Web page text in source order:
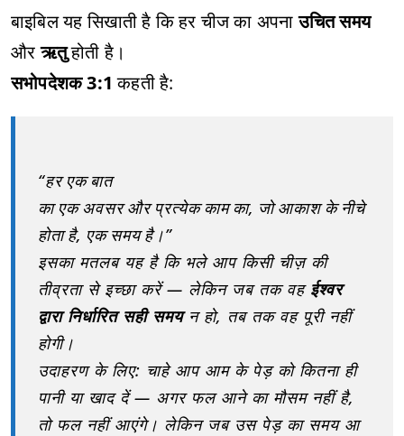
बाइबिल यह सिखाती है कि हर चीज का अपनाउचित समय
औरऋतुहोती है।
सभोपदेशक 3:1 कहती है:
“हर एक बात
का एक अवसर और प्रत्येक काम का, जो आकाश के नीचे
होता है, एक समय है।”
इसका मतलब यह है कि भले आप किसी चीज़ की
तीव्रता से इच्छा करें — लेकिन जब तक वह ईश्वर
द्वारा निर्धारित सही समयन हो, तब तक वह पूरी नहीं
होगी।
उदाहरण के लिए: चाहे आप आम के पेड़ को कितना ही
पानी या खाद दें — अगर फल आने का मौसम नहीं है,
तो फल नहीं आएंगे। लेकिन जब उस पेड़ का समय आ